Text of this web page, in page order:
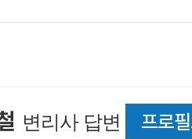
변리사 답변 프로